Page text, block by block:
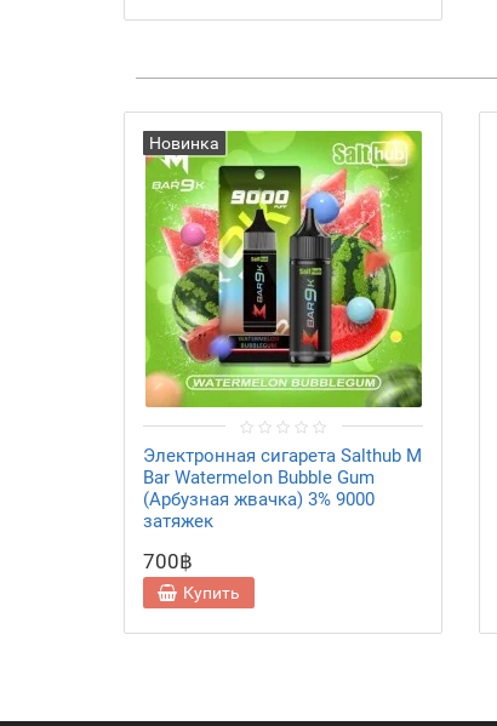
Новинка
Электронная сигарета Salthub M
Bar Watermelon Bubble Gum
(Арбузная жвачка) 3% 9000
затяжек
700฿
Купить